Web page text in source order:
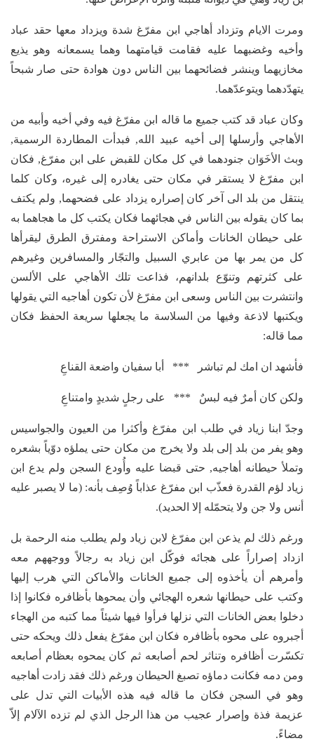
ومرت الايام وتزداد أهاجي ابن مفرّغ شدة ويزداد معها حقد عباد
وأخيه وغضبهما عليه فقامت قيامتهما وهما يسمعانه وهو يذيع
مخازيهما وينشر فضائحهما بين الناس دون هوادة حتى صار شبحاً
يتهدّدهما ويتوعدّهما.
وكان عباد قد كتب جميع ما قاله ابن مفرّغ فيه وفي أخيه وأبيه من
الأهاجي وأرسلها إلى أخيه عبيد الله, فبدأت المطاردة الرسمية,
وبث الأخَوَان جنودهما في كل مكان للقبض على ابن مفرّغ, فكان
ابن مفرّغ لا يستقر في مكان حتى يغادره إلى غيره، وكان كلما
ينتقل من بلد الى آخر كان إصراره يزداد على فضحهما, ولم يكتف
بما كان يقوله بين الناس في هجائهما فكان يكتب كل ما هجاهما به
على حيطان الخانات وأماكن الاستراحة ومفترق الطرق ليقرأها
كل من يمر بها من عابري السبيل والتجّار والمسافرين وغيرهم
على كثرتهم وتنوّع بلدانهم، فذاعت تلك الأهاجي على الألسن
وانتشرت بين الناس وسعى ابن مفرّغ لأن تكون أهاجيه التي يقولها
ويكتبها لاذعة وفيها من السلاسة ما يجعلها سريعة الحفظ فكان
مما قاله:
فأشهد ان امك لم تباشر *** أبا سفيان واضعة القناعِ
ولكن كان أمرٌ فيه لبسٌ *** على رجلٍ شديدٍ وامتناعِ
وجدّ ابنا زياد في طلب ابن مفرّغ وأكثرا من العيون والجواسيس
وهو يفر من بلد إلى بلد ولا يخرج من مكان حتى يملؤه دوّياً بشعره
وتملأ حيطانه أهاجيه, حتى قبضا عليه وأُودع السجن ولم يدع ابن
زياد لؤم القدرة فعذّب ابن مفرّغ عذاباً وُصِف بأنه: (ما لا يصبر عليه
أنس ولا جن ولا يتحمّله إلا الحديد).
ورغم ذلك لم يذعن ابن مفرّغ لابن زياد ولم يطلب منه الرحمة بل
ازداد إصراراً على هجائه فوكّل ابن زياد به رجالاً ووجههم معه
وأمرهم أن يأخذوه إلى جميع الخانات والأماكن التي هرب إليها
وكتب على حيطانها شعره الهجائي وأن يمحوها بأظافره فكانوا إذا
دخلوا بعض الخانات التي نزلها فرأوا فيها شيئاً مما كتبه من الهجاء
أجبروه على محوه بأظافره فكان ابن مفرّغ يفعل ذلك ويحكه حتى
تكسّرت أظافره وتناثر لحم أصابعه ثم كان يمحوه بعظام أصابعه
ومن دمه فكانت دماؤه تصبغ الحيطان ورغم ذلك فقد زادت أهاجيه
وهو في السجن فكان ما قاله فيه هذه الأبيات التي تدل على
عزيمة فذة وإصرار عجيب من هذا الرجل الذي لم تزده الآلام إلاّ
مضاءً.